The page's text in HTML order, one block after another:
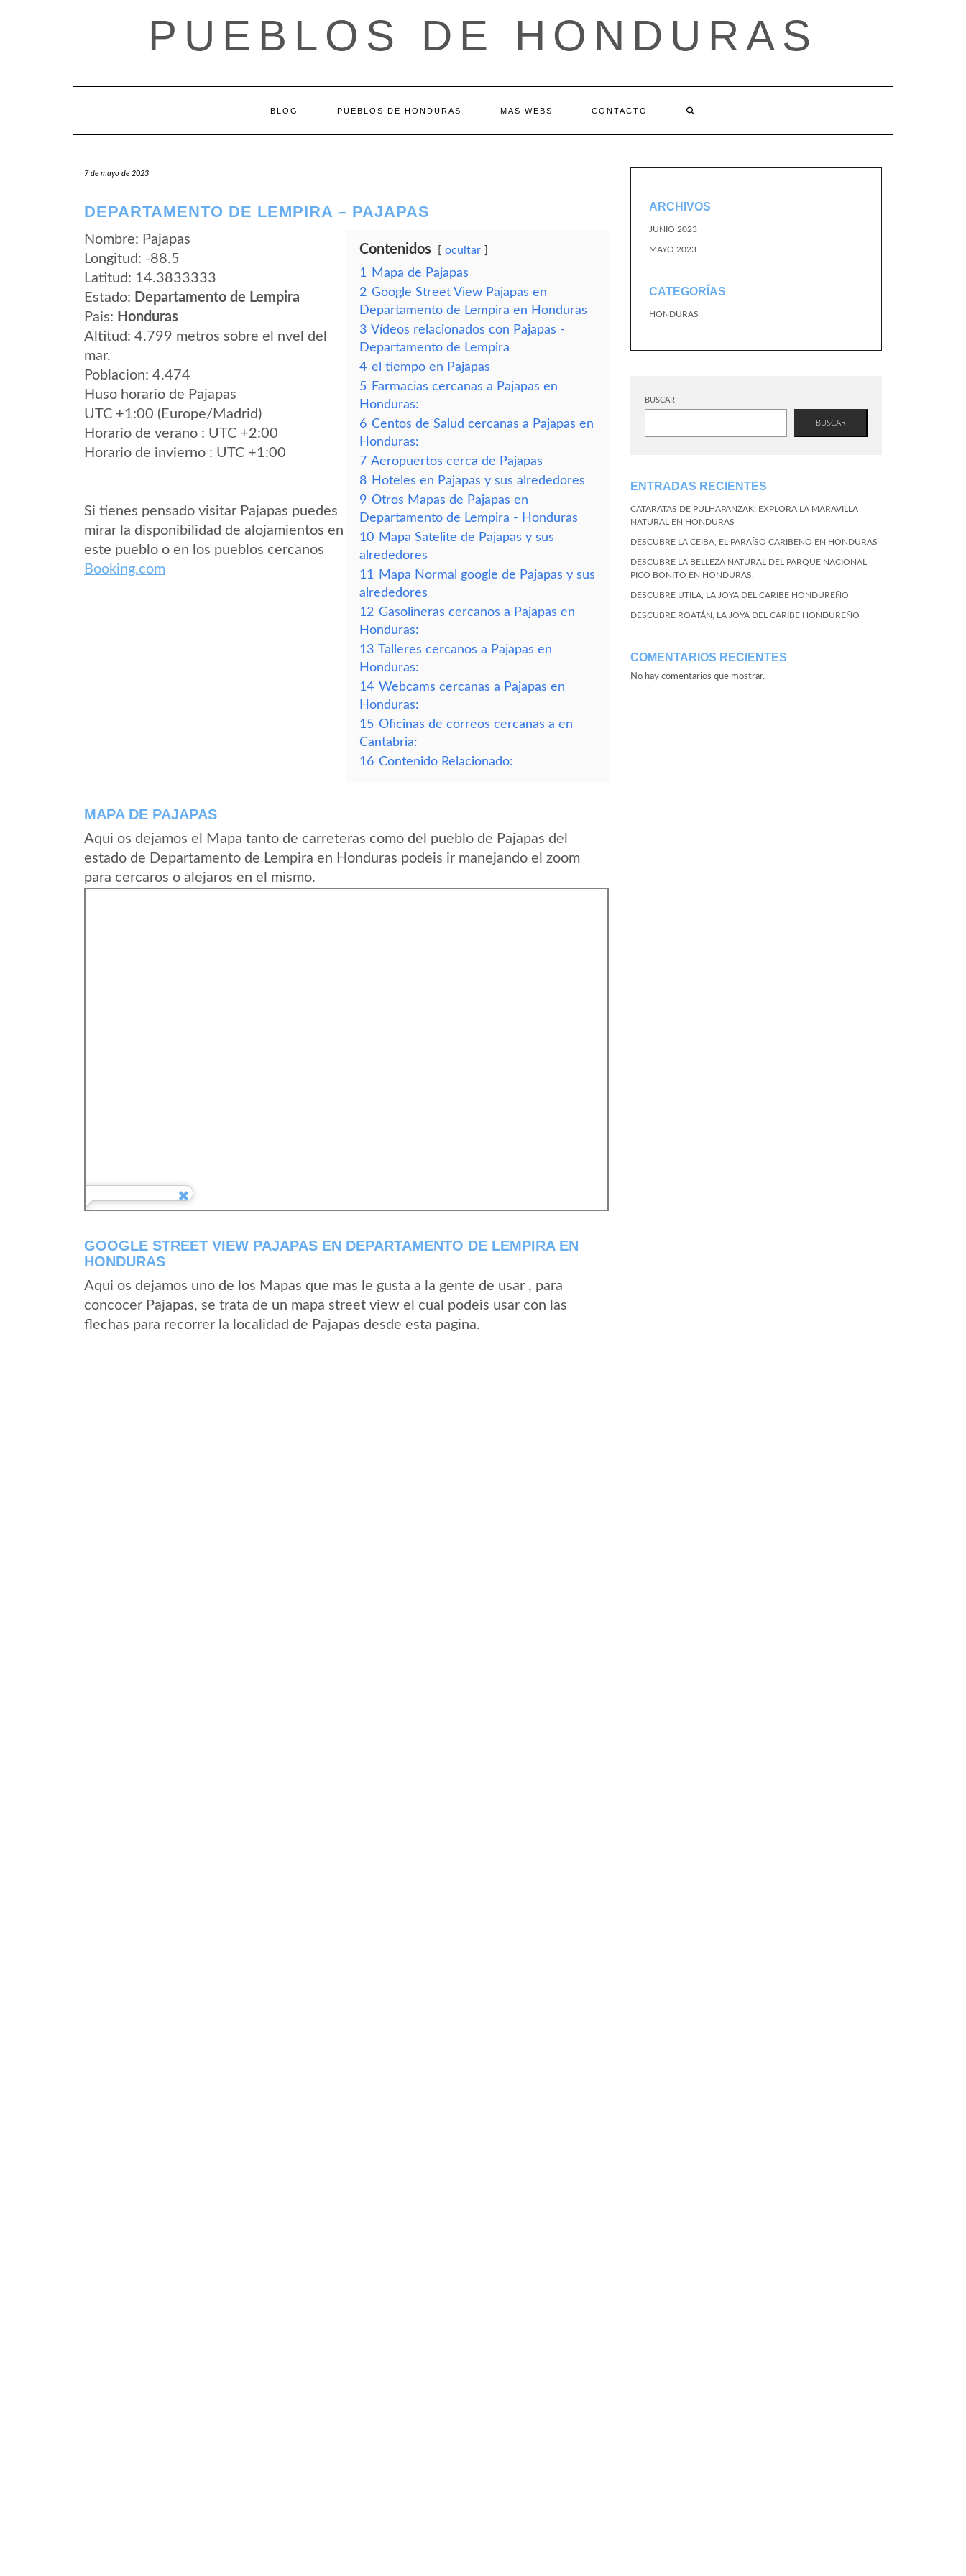
PUEBLOS DE HONDURAS
BLOG PUEBLOS DE HONDURAS MAS WEBS CONTACTO
7 de mayo de 2023
DEPARTAMENTO DE LEMPIRA – PAJAPAS
Nombre: Pajapas
Longitud: -88.5
Latitud: 14.3833333
Estado: Departamento de Lempira
Pais: Honduras
Altitud: 4.799 metros sobre el nvel del
mar.
Poblacion: 4.474
Huso horario de Pajapas
UTC +1:00 (Europe/Madrid)
Horario de verano : UTC +2:00
Horario de invierno : UTC +1:00
Si tienes pensado visitar Pajapas puedes
mirar la disponibilidad de alojamientos en
este pueblo o en los pueblos cercanos
Booking.com
Contenidos ocultar
1
Mapa de Pajapas
2 Google Street View Pajapas en
Departamento de Lempira en Honduras
3 Vídeos relacionados con Pajapas -
Departamento de Lempira
4 el tiempo en Pajapas
5 Farmacias cercanas a Pajapas en
Honduras:
6 Centos de Salud cercanas a Pajapas en
Honduras:
7 Aeropuertos cerca de Pajapas
8 Hoteles en Pajapas y sus alrededores
9 Otros Mapas de Pajapas en
Departamento de Lempira - Honduras
10 Mapa Satelite de Pajapas y sus
alrededores
11
Mapa Normal google de Pajapas y sus
alrededores
12 Gasolineras cercanos a Pajapas en
Honduras:
13 Talleres cercanos a Pajapas en
Honduras:
14 Webcams cercanas a Pajapas en
Honduras:
15 Oficinas de correos cercanas a en
Cantabria:
16 Contenido Relacionado:
MAPA DE PAJAPAS
Aqui os dejamos el Mapa tanto de carreteras como del pueblo de Pajapas del
estado de Departamento de Lempira en Honduras podeis ir manejando el zoom
para cercaros o alejaros en el mismo.
GOOGLE STREET VIEW PAJAPAS EN DEPARTAMENTO DE LEMPIRA EN
HONDURAS
Aqui os dejamos uno de los Mapas que mas le gusta a la gente de usar , para
concocer Pajapas, se trata de un mapa street view el cual podeis usar con las
flechas para recorrer la localidad de Pajapas desde esta pagina.
ARCHIVOS
JUNIO 2023
MAYO 2023
CATEGORÍAS
HONDURAS
BUSCAR
BUSCAR
ENTRADAS RECIENTES
CATARATAS DE PULHAPANZAK: EXPLORA LA MARAVILLA
NATURAL EN HONDURAS
DESCUBRE LA CEIBA, EL PARAÍSO CARIBEÑO EN HONDURAS
DESCUBRE LA BELLEZA NATURAL DEL PARQUE NACIONAL
PICO BONITO EN HONDURAS.
DESCUBRE UTILA, LA JOYA DEL CARIBE HONDUREÑO
DESCUBRE ROATÁN, LA JOYA DEL CARIBE HONDUREÑO
COMENTARIOS RECIENTES
No hay comentarios que mostrar.